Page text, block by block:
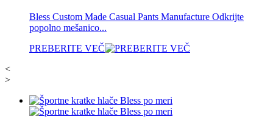
Bless Custom Made Casual Pants Manufacture Odkrijte
popolno mešanico...
PREBERITE VEČ
<
>